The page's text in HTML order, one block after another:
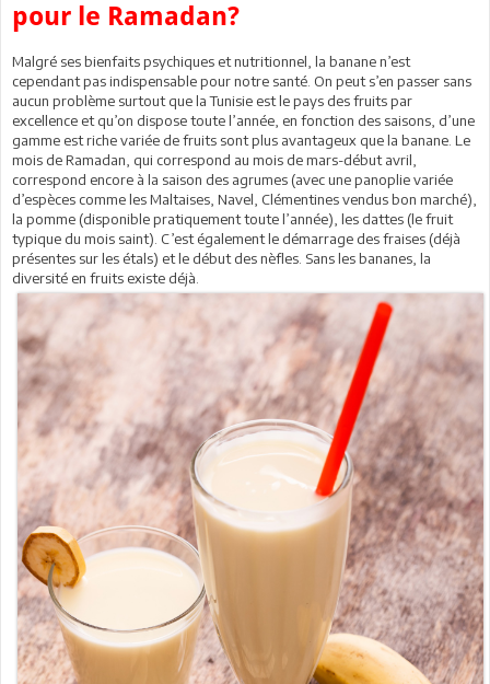
pour le Ramadan?
Malgré ses bienfaits psychiques et nutritionnel, la banane n’est
cependant pas indispensable pour notre santé. On peut s’en passer sans
aucun problème surtout que la Tunisie est le pays des fruits par
excellence et qu’on dispose toute l’année, en fonction des saisons, d’une
gamme est riche variée de fruits sont plus avantageux que la banane. Le
mois de Ramadan, qui correspond au mois de mars-début avril,
correspond encore à la saison des agrumes (avec une panoplie variée
d’espèces comme les Maltaises, Navel, Clémentines vendus bon marché),
la pomme (disponible pratiquement toute l’année), les dattes (le fruit
typique du mois saint). C’est également le démarrage des fraises (déjà
présentes sur les étals) et le début des nèfles. Sans les bananes, la
diversité en fruits existe déjà.